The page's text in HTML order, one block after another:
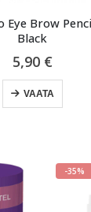
T4B Makeup
Olive 2 Cut
3,90
LISA KORVI
-35%